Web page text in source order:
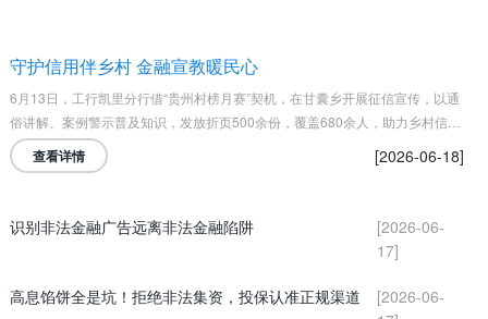
守护信用伴乡村 金融宣教暖民心
6月13日，工行凯里分行借“贵州村榜月赛”契机，在甘囊乡开展征信宣传，以通
俗讲解、案例警示普及知识，发放折页500余份，覆盖680余人，助力乡村信用
体系建设。
查看详情 [2026-06-18]
识别非法金融广告远离非法金融陷阱
[2026-06-
17]
高息馅饼全是坑！拒绝非法集资，投保认准正规渠道
[2026-06-